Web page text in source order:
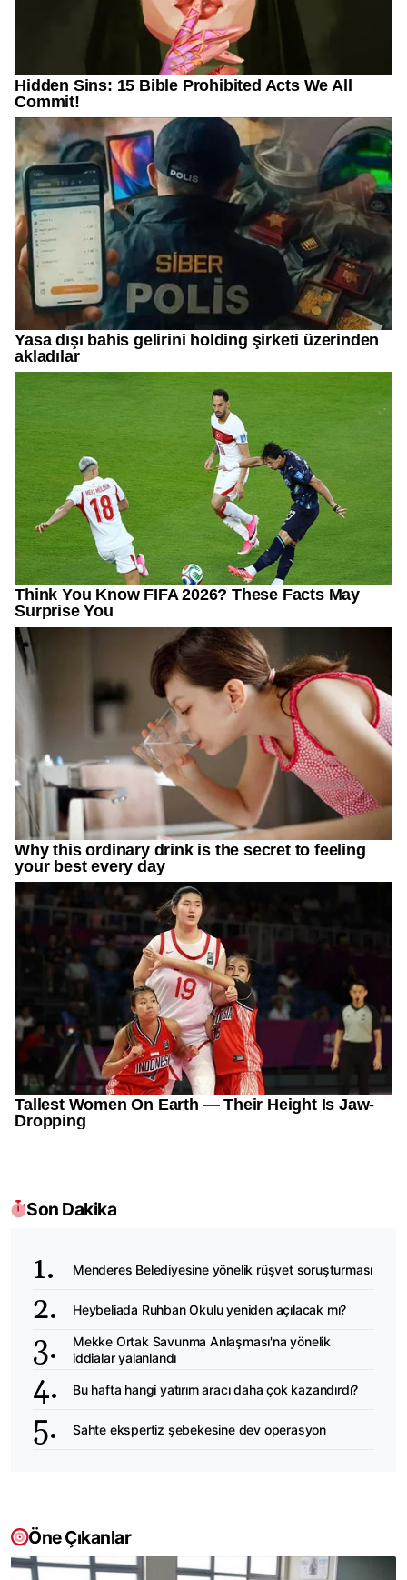
Son Dakika
Menderes Belediyesine yönelik rüşvet soruşturması
Heybeliada Ruhban Okulu yeniden açılacak mı?
Mekke Ortak Savunma Anlaşması'na yönelik
iddialar yalanlandı
Bu hafta hangi yatırım aracı daha çok kazandırdı?
Sahte ekspertiz şebekesine dev operasyon
Öne Çıkanlar